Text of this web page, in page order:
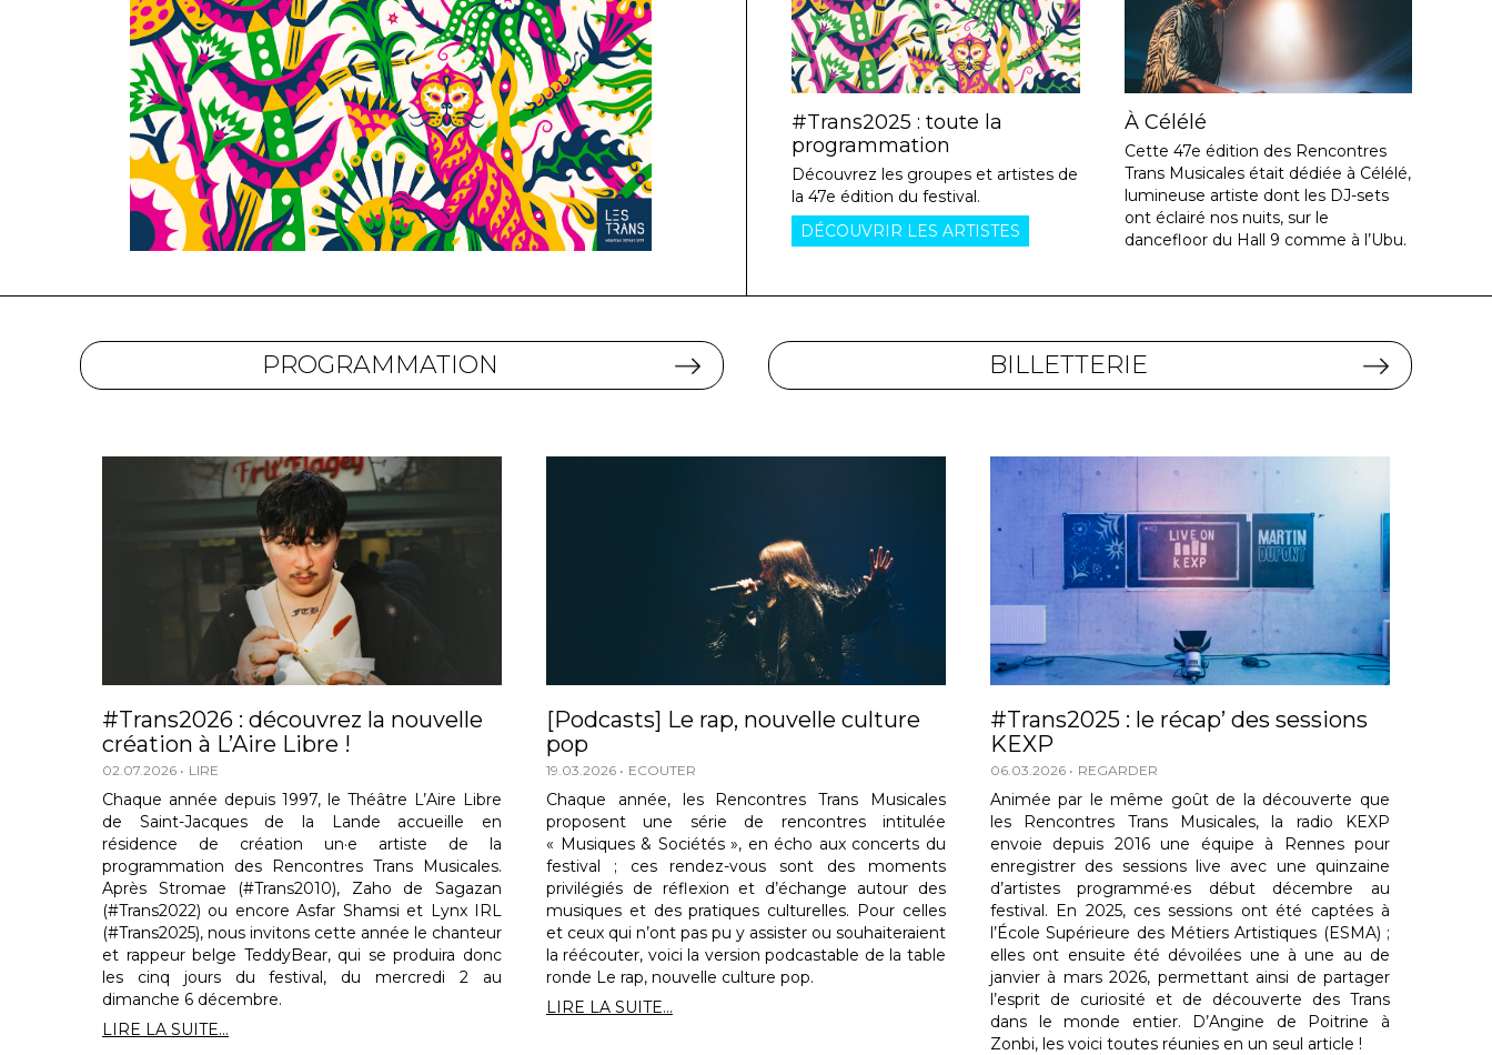
#Trans2025 : toute la
programmation
Découvrez les groupes et artistes de
la 47e édition du festival.
DÉCOUVRIR LES ARTISTES
À Célélé
Cette 47e édition des Rencontres
Trans Musicales était dédiée à Célélé,
lumineuse artiste dont les DJ-sets
ont éclairé nos nuits, sur le
dancefloor du Hall 9 comme à l’Ubu.
PROGRAMMATION BILLETTERIE
#Trans2026 : découvrez la nouvelle
création à L’Aire Libre !
02.07.2026 LIRE
Chaque année depuis 1997, le Théâtre L’Aire Libre
de Saint-Jacques de la Lande accueille en
résidence de création un·e artiste de la
programmation des Rencontres Trans Musicales.
Après Stromae (#Trans2010), Zaho de Sagazan
(#Trans2022) ou encore Asfar Shamsi et Lynx IRL
(#Trans2025), nous invitons cette année le chanteur
et rappeur belge TeddyBear, qui se produira donc
les cinq jours du festival, du mercredi 2 au
dimanche 6 décembre.
LIRE LA SUITE...
[Podcasts] Le rap, nouvelle culture
pop
19.03.2026 ECOUTER
Chaque année, les Rencontres Trans Musicales
proposent une série de rencontres intitulée
« Musiques & Sociétés », en écho aux concerts du
festival ; ces rendez-vous sont des moments
privilégiés de réflexion et d’échange autour des
musiques et des pratiques culturelles. Pour celles
et ceux qui n’ont pas pu y assister ou souhaiteraient
la réécouter, voici la version podcastable de la table
ronde Le rap, nouvelle culture pop.
LIRE LA SUITE...
#Trans2025 : le récap’ des sessions
KEXP
06.03.2026 REGARDER
Animée par le même goût de la découverte que
les Rencontres Trans Musicales, la radio KEXP
envoie depuis 2016 une équipe à Rennes pour
enregistrer des sessions live avec une quinzaine
d’artistes programmé·es début décembre au
festival. En 2025, ces sessions ont été captées à
l’École Supérieure des Métiers Artistiques (ESMA) ;
elles ont ensuite été dévoilées une à une au de
janvier à mars 2026, permettant ainsi de partager
l’esprit de curiosité et de découverte des Trans
dans le monde entier. D’Angine de Poitrine à
Zonbi, les voici toutes réunies en un seul article !